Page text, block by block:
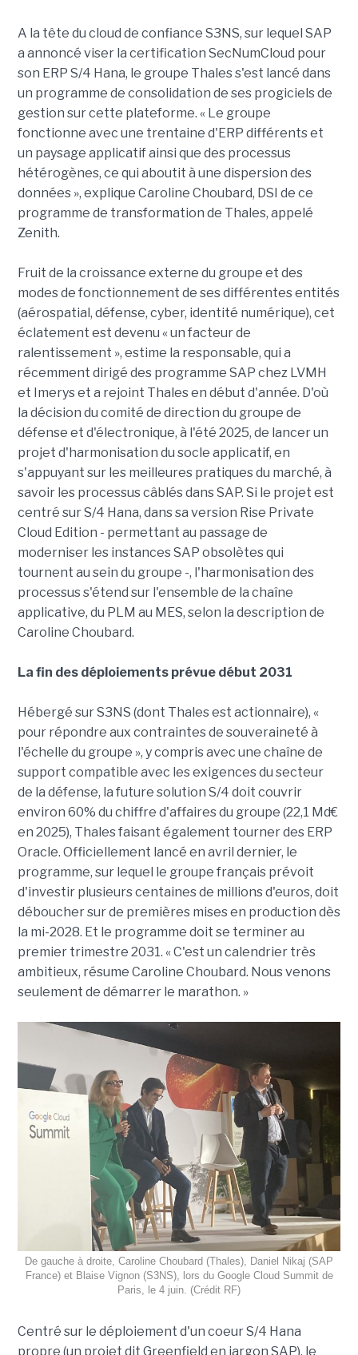
A la tête du cloud de confiance S3NS, sur lequel SAP
a annoncé viser la certification SecNumCloud pour
son ERP S/4 Hana, le groupe Thales s'est lancé dans
un programme de consolidation de ses progiciels de
gestion sur cette plateforme. « Le groupe
fonctionne avec une trentaine d'ERP différents et
un paysage applicatif ainsi que des processus
hétérogènes, ce qui aboutit à une dispersion des
données », explique Caroline Choubard, DSI de ce
programme de transformation de Thales, appelé
Zenith.
Fruit de la croissance externe du groupe et des
modes de fonctionnement de ses différentes entités
(aérospatial, défense, cyber, identité numérique), cet
éclatement est devenu « un facteur de
ralentissement », estime la responsable, qui a
récemment dirigé des programme SAP chez LVMH
et Imerys et a rejoint Thales en début d'année. D'où
la décision du comité de direction du groupe de
défense et d'électronique, à l'été 2025, de lancer un
projet d'harmonisation du socle applicatif, en
s'appuyant sur les meilleures pratiques du marché, à
savoir les processus câblés dans SAP. Si le projet est
centré sur S/4 Hana, dans sa version Rise Private
Cloud Edition - permettant au passage de
moderniser les instances SAP obsolètes qui
tournent au sein du groupe -, l'harmonisation des
processus s'étend sur l'ensemble de la chaîne
applicative, du PLM au MES, selon la description de
Caroline Choubard.
La fin des déploiements prévue début 2031
Hébergé sur S3NS (dont Thales est actionnaire), «
pour répondre aux contraintes de souveraineté à
l'échelle du groupe », y compris avec une chaîne de
support compatible avec les exigences du secteur
de la défense, la future solution S/4 doit couvrir
environ 60% du chiffre d'affaires du groupe (22,1 Md€
en 2025), Thales faisant également tourner des ERP
Oracle. Officiellement lancé en avril dernier, le
programme, sur lequel le groupe français prévoit
d'investir plusieurs centaines de millions d'euros, doit
déboucher sur de premières mises en production dès
la mi-2028. Et le programme doit se terminer au
premier trimestre 2031. « C'est un calendrier très
ambitieux, résume Caroline Choubard. Nous venons
seulement de démarrer le marathon. »
De gauche à droite, Caroline Choubard (Thales), Daniel Nikaj (SAP
France) et Blaise Vignon (S3NS), lors du Google Cloud Summit de
Paris, le 4 juin. (Crédit RF)
Centré sur le déploiement d'un coeur S/4 Hana
propre (un projet dit Greenfield en jargon SAP), le